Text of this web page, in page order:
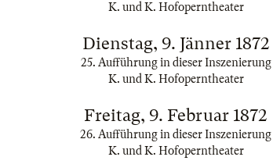
K. und K. Hofoperntheater
Dienstag, 9. Jänner 1872
25. Aufführung in dieser Inszenierung
K. und K. Hofoperntheater
Freitag, 9. Februar 1872
26. Aufführung in dieser Inszenierung
K. und K. Hofoperntheater